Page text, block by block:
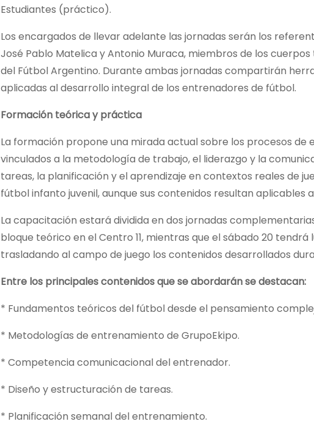
Estudiantes (práctico).
Los encargados de llevar adelante las jornadas serán los
José Pablo Matelica y Antonio Muraca, miembros de los
del Fútbol Argentino. Durante ambas jornadas compartirán
aplicadas al desarrollo integral de los entrenadores de fútbol.
Formación teórica y práctica
La formación propone una mirada actual sobre los procesos
vinculados a la metodología de trabajo, el liderazgo y la
tareas, la planificación y el aprendizaje en contextos reales de
fútbol infanto juvenil, aunque sus contenidos resultan aplicables
La capacitación estará dividida en dos jornadas
bloque teórico en el Centro 11, mientras que el sábado 20
trasladando al campo de juego los contenidos desarrollados
Entre los principales contenidos que se abordarán se destacan:
* Fundamentos teóricos del fútbol desde el pensamiento
* Metodologías de entrenamiento de GrupoEkipo.
* Competencia comunicacional del entrenador.
* Diseño y estructuración de tareas.
* Planificación semanal del entrenamiento.